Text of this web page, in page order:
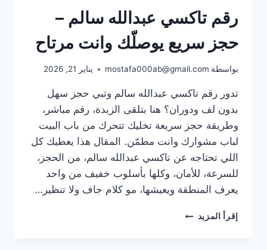
رقم تاكسي عبدالله سالم –
حجز سريع يوصلّك وانت مرتاح
بواسطة mostafa000ab@gmail.com يناير 21, 2026
تدور رقم تاكسي عبدالله سالم وتبي حجز سهل
بدون لف ودوران؟ هنا بتلقى الزبدة، رقم مباشر،
وطريقة حجز سريعة تخليك تتحرك من باب البيت
لباب مشوارك وانت مطمّن. المقال هذا يعطيك كل
اللي تحتاجه عن تاكسي عبدالله سالم، من الحجز،
للسرعة، للأمان، وكلها بأسلوب خفيف من واحد
يعرف المنطقة ويعيشها، مو كلام جاف ولا تنظير…
إقرأ المزيد رقم